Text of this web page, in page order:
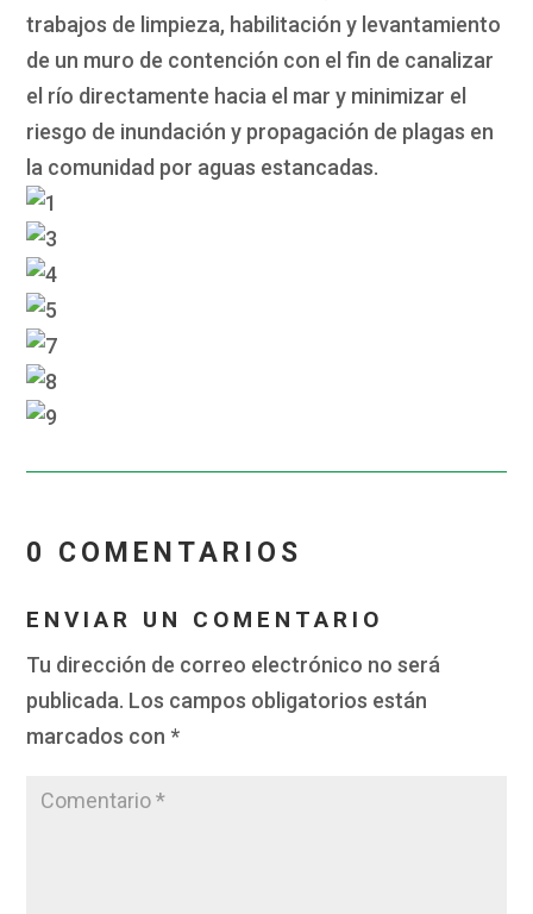
trabajos de limpieza, habilitación y levantamiento
de un muro de contención con el fin de canalizar
el río directamente hacia el mar y minimizar el
riesgo de inundación y propagación de plagas en
la comunidad por aguas estancadas.
0 COMENTARIOS
ENVIAR UN COMENTARIO
Tu dirección de correo electrónico no será
publicada. Los campos obligatorios están
marcados con *